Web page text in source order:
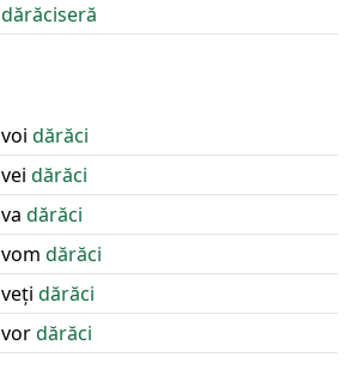
dărăciseră
voi dărăci
vei dărăci
va dărăci
vom dărăci
veți dărăci
vordărăci